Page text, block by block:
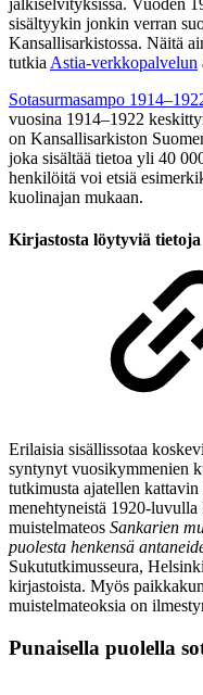
sisältyykin jonkin verran
Kansallisarkistossa. Näitä
tutkia Astia-verkkopalvelun
Sotasurmasampo
vuosina 1914–1922
on Kansallisarkiston
joka sisältää tietoa yli 40
henkilöitä voi etsiä
kuolinajan mukaan.
Kirjastosta löytyviä tietoja
Erilaisia sisällissotaa
syntynyt vuosikymmenien
tutkimusta ajatellen
menehtyneistä 1920-
muistelmateos Sankarien
puolesta henkensä
Sukututkimusseura,
kirjastoista. Myös
muistelmateoksia on
Punaisella puolella